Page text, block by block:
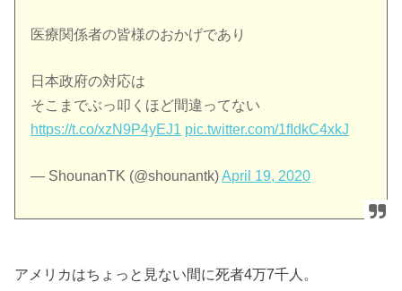
医療関係者の皆様のおかげであり
日本政府の対応は
そこまでぶっ叩くほど間違ってない
https://t.co/xzN9P4yEJ1 pic.twitter.com/1fIdkC4xkJ
— ShounanTK (@shounantk)April 19, 2020
アメリカはちょっと見ない間に死者4万7千人。